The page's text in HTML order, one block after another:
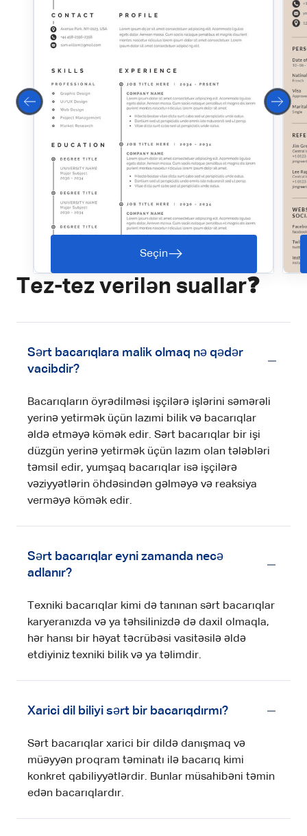
Seçin
Tez-tez verilən suallar❓
Sərt bacarıqlara malik olmaq nə qədər
vacibdir?
Bacarıqların öyrədilməsi işçilərə işlərini səmərəli
yerinə yetirmək üçün lazımi bilik və bacarıqlar
əldə etməyə kömək edir. Sərt bacarıqlar bir işi
düzgün yerinə yetirmək üçün lazım olan tələbləri
təmsil edir, yumşaq bacarıqlar isə işçilərə
vəziyyətlərin öhdəsindən gəlməyə və reaksiya
verməyə kömək edir.
Sərt bacarıqlar eyni zamanda necə
adlanır?
Texniki bacarıqlar kimi də tanınan sərt bacarıqlar
karyeranızda və ya təhsilinizdə də daxil olmaqla,
hər hansı bir həyat təcrübəsi vasitəsilə əldə
etdiyiniz texniki bilik və ya təlimdir.
Xarici dil biliyi sərt bir bacarıqdırmı?
Sərt bacarıqlar xarici bir dildə danışmaq və
müəyyən proqram təminatı ilə bacarıq kimi
konkret qabiliyyətlərdir. Bunlar müsahibəni təmin
edən bacarıqlardır.